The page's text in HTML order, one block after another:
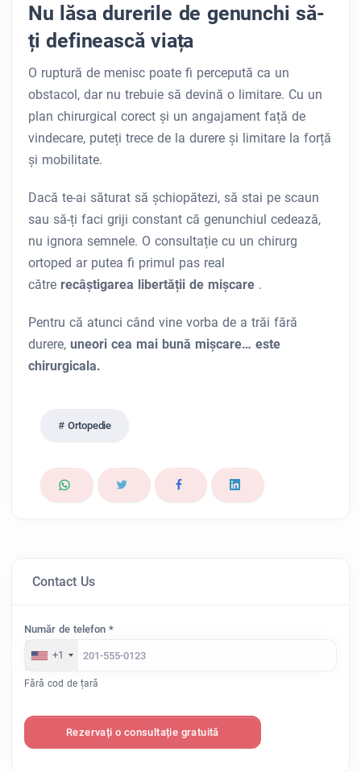
Nu lăsa durerile de genunchi să-
ți definească viața
O ruptură de menisc poate fi percepută ca un
obstacol, dar nu trebuie să devină o limitare. Cu un
plan chirurgical corect și un angajament față de
vindecare, puteți trece de la durere și limitare la forță
și mobilitate.
Dacă te-ai săturat să șchiopătezi, să stai pe scaun
sau să-ți faci griji constant că genunchiul cedează,
nu ignora semnele. O consultație cu un chirurg
ortoped ar putea fi primul pas real
către recâștigarea libertății de mișcare .
Pentru că atunci când vine vorba de a trăi fără
durere, uneori cea mai bună mișcare… este
chirurgicala.
Ortopedie
Contact Us
Număr de telefon *
+1
Fără cod de țară
Rezervați o consultație gratuită